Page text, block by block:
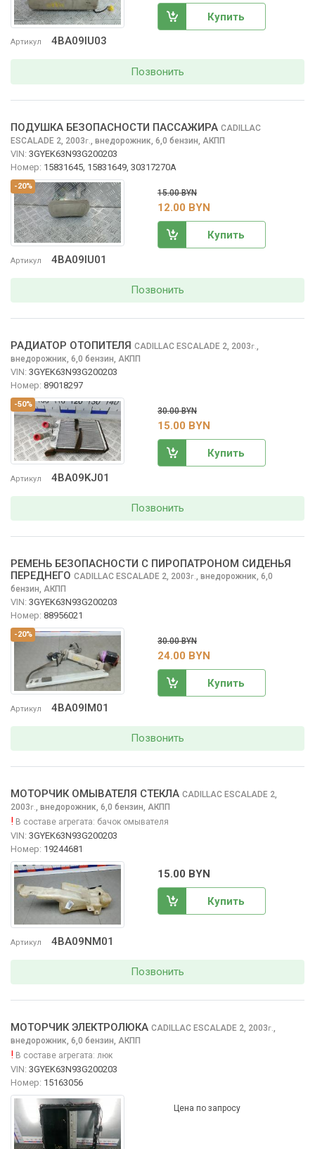
Артикул 4BA09IU03
Купить
Позвонить
-20%
Артикул 4BA09IU01
ПОДУШКА БЕЗОПАСНОСТИ ПАССАЖИРА CADILLAC
ESCALADE 2, 2003г., внедорожник, 6,0 бензин, АКПП
VIN: 3GYEK63N93G200203
Номер: 15831645, 15831649, 30317270A
15.00 BYN
12.00 BYN
Купить
Позвонить
-50%
Артикул 4BA09KJ01
РАДИАТОР ОТОПИТЕЛЯ CADILLAC ESCALADE 2, 2003г.,
внедорожник, 6,0 бензин, АКПП
VIN: 3GYEK63N93G200203
Номер: 89018297
30.00 BYN
15.00 BYN
Купить
Позвонить
-20%
Артикул 4BA09IM01
РЕМЕНЬ БЕЗОПАСНОСТИ С ПИРОПАТРОНОМ СИДЕНЬЯ
ПЕРЕДНЕГО CADILLAC ESCALADE 2, 2003г., внедорожник, 6,0
бензин, АКПП
VIN: 3GYEK63N93G200203
Номер: 88956021
30.00 BYN
24.00 BYN
Купить
Позвонить
Артикул 4BA09NM01
МОТОРЧИК ОМЫВАТЕЛЯ СТЕКЛА CADILLAC ESCALADE 2,
2003г., внедорожник, 6,0 бензин, АКПП
! В составе агрегата: бачок омывателя
VIN: 3GYEK63N93G200203
Номер: 19244681
15.00 BYN
Купить
Позвонить
МОТОРЧИК ЭЛЕКТРОЛЮКА CADILLAC ESCALADE 2, 2003г.,
внедорожник, 6,0 бензин, АКПП
! В составе агрегата: люк
VIN: 3GYEK63N93G200203
Номер: 15163056
Цена по запросу